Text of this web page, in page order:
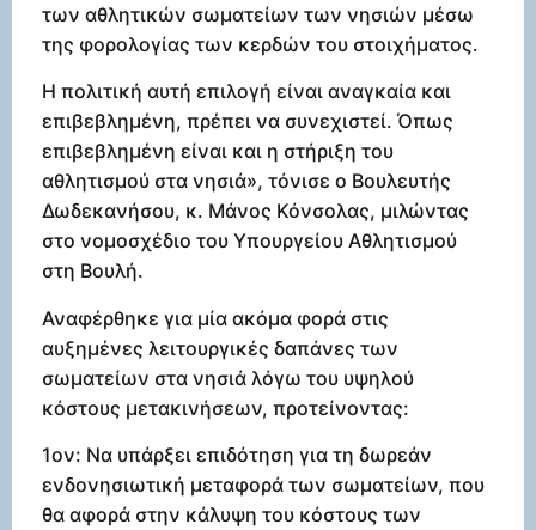
των αθλητικών σωματείων των νησιών μέσω
της φορολογίας των κερδών του στοιχήματος.
Η πολιτική αυτή επιλογή είναι αναγκαία και
επιβεβλημένη, πρέπει να συνεχιστεί. Όπως
επιβεβλημένη είναι και η στήριξη του
αθλητισμού στα νησιά», τόνισε ο Βουλευτής
Δωδεκανήσου, κ. Μάνος Κόνσολας, μιλώντας
στο νομοσχέδιο του Υπουργείου Αθλητισμού
στη Βουλή.
Αναφέρθηκε για μία ακόμα φορά στις
αυξημένες λειτουργικές δαπάνες των
σωματείων στα νησιά λόγω του υψηλού
κόστους μετακινήσεων, προτείνοντας:
1ον: Να υπάρξει επιδότηση για τη δωρεάν
ενδονησιωτική μεταφορά των σωματείων, που
θα αφορά στην κάλυψη του κόστους των